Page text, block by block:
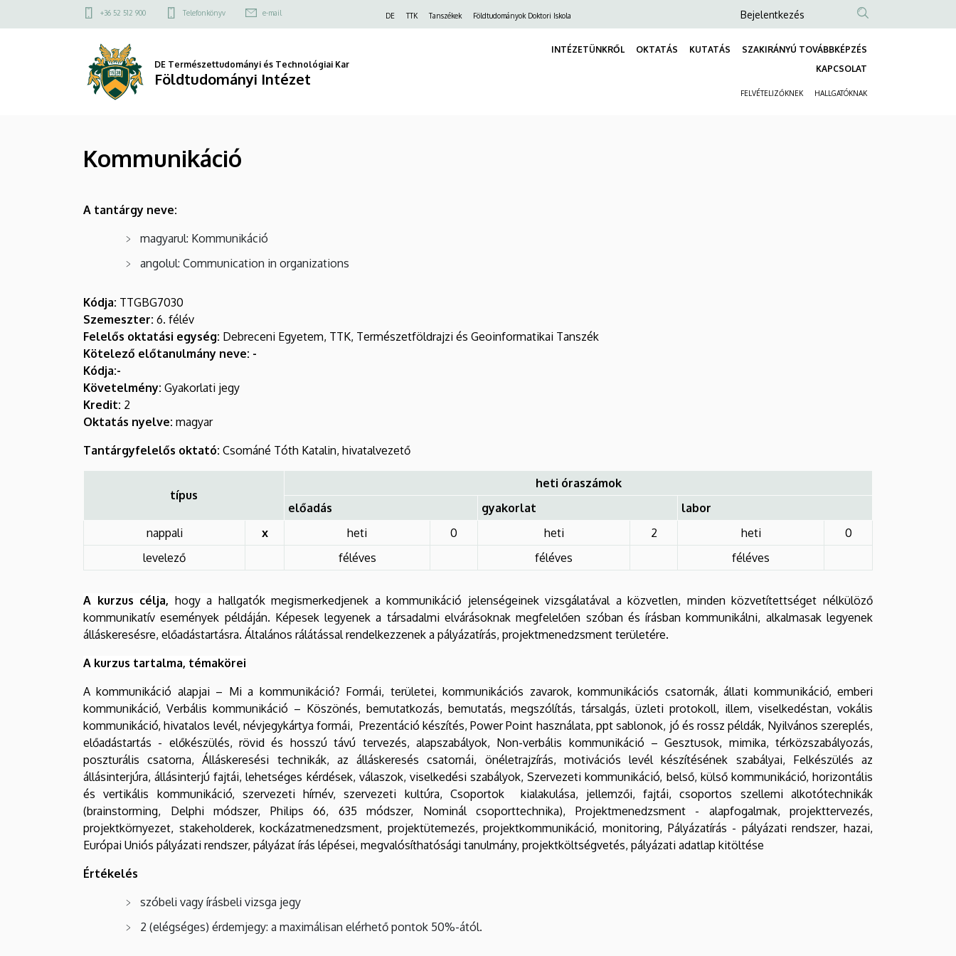
Kommunikáció
Földtudományi
a
Felső
menü
+36 52 512 900 Telefonkönyv e-mail
FelsőDE TTK Tanszékek Földtudományok Doktori Iskola
Anonim
fiók
Bejelentkezés
DE Természettudományi és Technológiai Kar
Földtudományi Intézet
INTÉZETÜNKRŐL OKTATÁS KUTATÁS
SZAKIRÁNYÚ TOVÁBBKÉPZÉS
KAPCSOLAT
FELVÉTELIZŐKNEK HALLGATÓKNAK
Kommunikáció
A tantárgy neve:
magyarul: Kommunikáció
angolul: Communication in organizations
Kódja: TTGBG7030
Szemeszter: 6. félév
Felelős oktatási egység: Debreceni Egyetem, TTK, Természetföldrajzi és Geoinformatikai Tanszék
Kötelező előtanulmány neve: -
Kódja:-
Követelmény: Gyakorlati jegy
Kredit: 2
Oktatás nyelve: magyar
Tantárgyfelelős oktató: Csománé Tóth Katalin, hivatalvezető
típus
heti óraszámok
előadás
gyakorlat
labor
nappali
x heti 0 heti 2 heti
0
levelező
féléves féléves féléves
A kurzus célja, hogy a hallgatókmegismerkedjenek a kommunikáció jelenségeinek vizsgálatával a közvetlen, minden közvetítettséget nélkülöző
kommunikatív események példáján. Képesek legyenek a társadalmi elvárásoknak megfelelően szóban és írásban kommunikálni, alkalmasak legyenek
álláskeresésre, előadástartásra. Általános rálátással rendelkezzenek a pályázatírás, projektmenedzsment területére.
A kurzus tartalma, témakörei
A kommunikáció alapjai – Mi a kommunikáció? Formái, területei, kommunikációs zavarok, kommunikációs csatornák, állati kommunikáció, emberi
kommunikáció, Verbális kommunikáció – Köszönés, bemutatkozás, bemutatás, megszólítás, társalgás, üzleti protokoll, illem, viselkedéstan, vokális
kommunikáció, hivatalos levél, névjegykártya formái, Prezentáció készítés, Power Point használata, ppt sablonok, jó és rossz példák, Nyilvános szereplés,
előadástartás - előkészülés, rövid és hosszú távú tervezés, alapszabályok, Non-verbális kommunikáció – Gesztusok, mimika, térközszabályozás,
poszturális csatorna, Álláskeresési technikák, az álláskeresés csatornái, önéletrajzírás, motivációs levél készítésének szabályai, Felkészülés az
állásinterjúra, állásinterjú fajtái, lehetséges kérdések, válaszok, viselkedési szabályok, Szervezeti kommunikáció, belső, külső kommunikáció, horizontális
és vertikális kommunikáció, szervezeti hírnév, szervezeti kultúra, Csoportok kialakulása, jellemzői, fajtái, csoportos szellemi alkotótechnikák
(brainstorming, Delphi módszer, Philips 66, 635 módszer, Nominál csoporttechnika), Projektmenedzsment - alapfogalmak, projekttervezés,
projektkörnyezet, stakeholderek, kockázatmenedzsment, projektütemezés, projektkommunikáció, monitoring, Pályázatírás - pályázati rendszer, hazai,
Európai Uniós pályázati rendszer, pályázat írás lépései, megvalósíthatósági tanulmány, projektköltségvetés, pályázati adatlap kitöltése
Értékelés
szóbeli vagy írásbeli vizsga jegy
2 (elégséges) érdemjegy: a maximálisan elérhető pontok 50%-ától.